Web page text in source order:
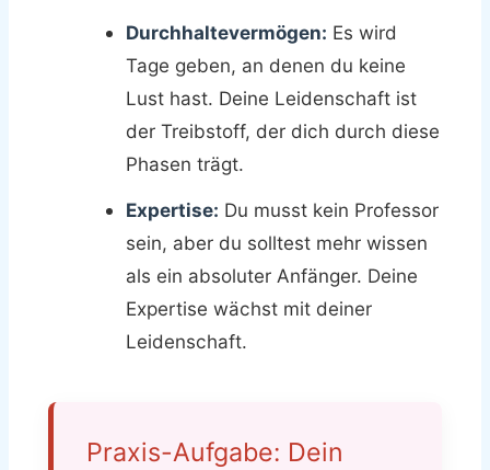
Durchhaltevermögen: Es wird
Tage geben, an denen du keine
Lust hast. Deine Leidenschaft ist
der Treibstoff, der dich durch diese
Phasen trägt.
Expertise: Du musst kein Professor
sein, aber du solltest mehr wissen
als ein absoluter Anfänger. Deine
Expertise wächst mit deiner
Leidenschaft.
Praxis-Aufgabe: Dein